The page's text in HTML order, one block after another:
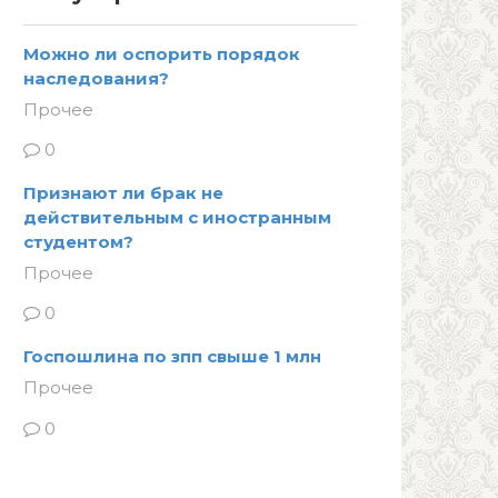
Можно ли оспорить порядок
наследования?
Прочее
0
Признают ли брак не
действительным с иностранным
студентом?
Прочее
0
Госпошлина по зпп свыше 1 млн
Прочее
0